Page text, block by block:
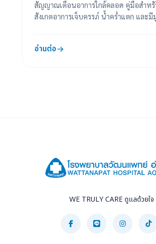
สัญญาณเตือนอาการใกล้คลอด คู่มือสำห
สังเกตอาการเจ็บครรภ์ น้ำคร่ำแตก และมี
อ่านต่อ
WE TRULY CARE ดูแลด้วยใจ